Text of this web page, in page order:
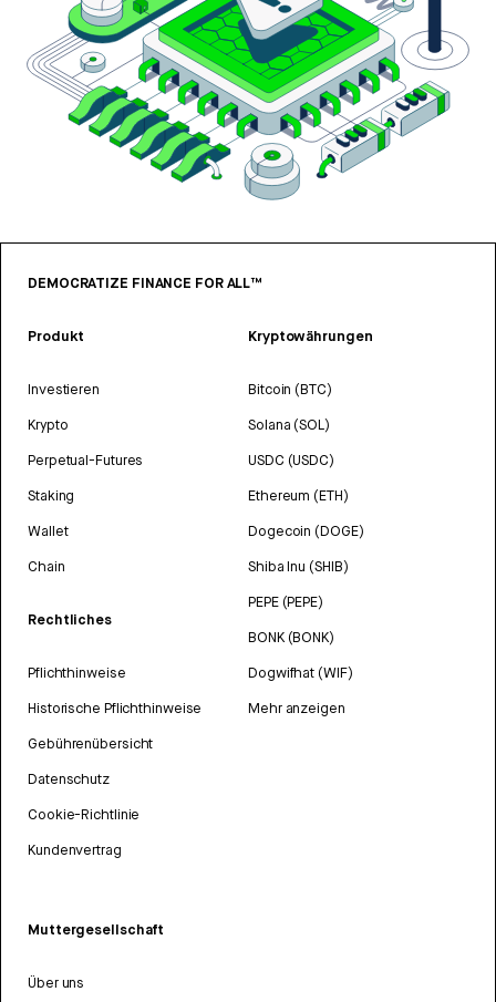
DEMOCRATIZE FINANCE FOR ALL™
Produkt
Investieren
Krypto
Perpetual-Futures
Staking
Wallet
Chain
Rechtliches
Pflichthinweise
Historische Pflichthinweise
Gebührenübersicht
Datenschutz
Cookie-Richtlinie
Kundenvertrag
Kryptowährungen
Bitcoin (BTC)
Solana (SOL)
USDC (USDC)
Ethereum (ETH)
Dogecoin (DOGE)
Shiba Inu (SHIB)
PEPE (PEPE)
BONK (BONK)
Dogwifhat (WIF)
Mehr anzeigen
Muttergesellschaft
Über uns